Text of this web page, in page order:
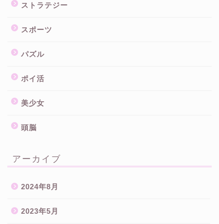
ストラテジー
スポーツ
パズル
ポイ活
美少女
頭脳
アーカイブ
2024年8月
2023年5月